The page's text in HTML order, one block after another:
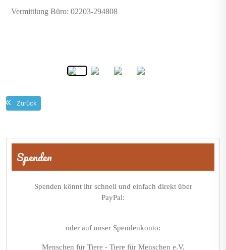
Vermittlung Büro: 02203-294808
Zurück
Beitragsnavigation
Spenden
Spenden könnt ihr schnell und einfach direkt über
PayPal:
oder auf unser Spendenkonto:
Menschen für Tiere - Tiere für Menschen e.V.